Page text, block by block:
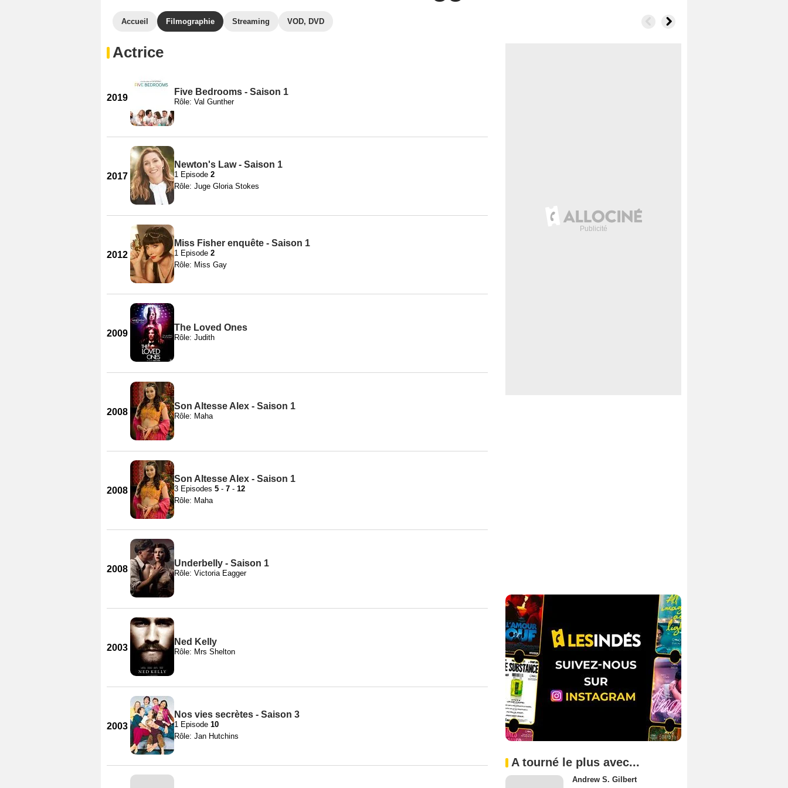
Accueil Filmographie Streaming VOD, DVD
Actrice
2019
Five Bedrooms - Saison 1
Rôle: Val Gunther
2017
Newton's Law - Saison 1
1 Episode 2
Rôle: Juge Gloria Stokes
2012
Miss Fisher enquête - Saison 1
1 Episode 2
Rôle: Miss Gay
2009
The Loved Ones
Rôle: Judith
2008
Son Altesse Alex - Saison 1
Rôle: Maha
2008
Son Altesse Alex - Saison 1
3 Episodes 5 - 7 - 12
Rôle: Maha
2008
Underbelly - Saison 1
Rôle: Victoria Eagger
2003
Ned Kelly
Rôle: Mrs Shelton
2003
Nos vies secrètes - Saison 3
1 Episode 10
Rôle: Jan Hutchins
A tourné le plus avec...
Andrew S. Gilbert